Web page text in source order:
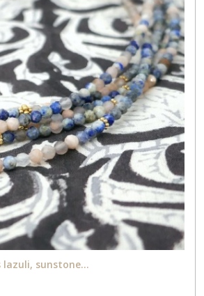
sunstone...